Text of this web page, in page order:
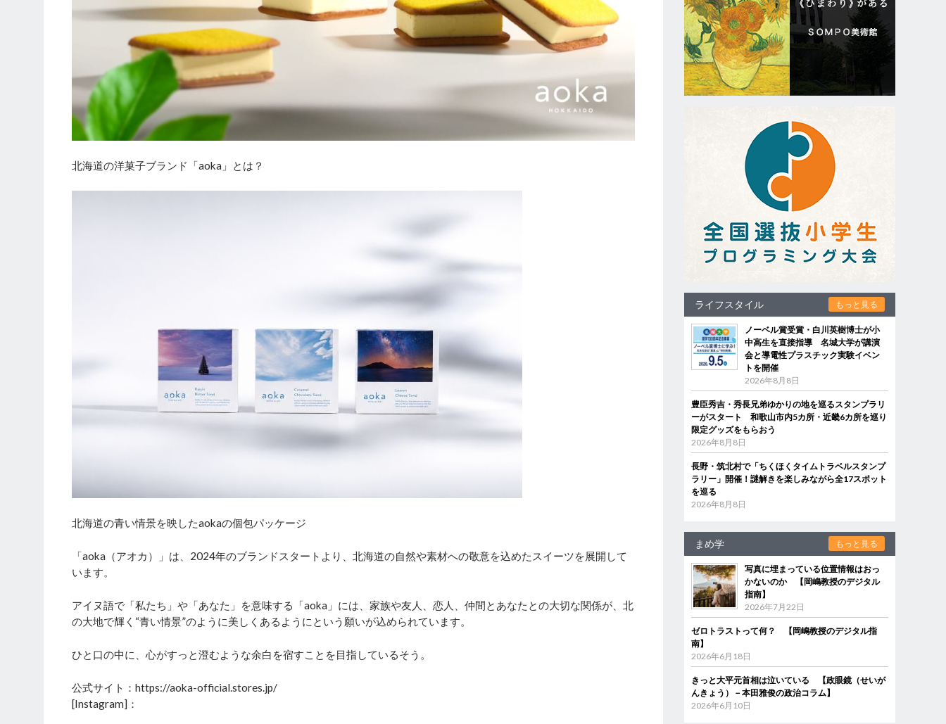
北海道の洋菓子ブランド「aoka」とは？
北海道の青い情景を映したaokaの個包パッケージ
「aoka（アオカ）」は、2024年のブランドスタートより、北海道の自然や素材への敬意を込めたスイーツを展開して
います。
アイヌ語で「私たち」や「あなた」を意味する「aoka」には、家族や友人、恋人、仲間とあなたとの大切な関係が、北
の大地で輝く“青い情景”のように美しくあるようにという願いが込められています。
ひと口の中に、心がすっと澄むような余白を宿すことを目指しているそう。
公式サイト：https://aoka-official.stores.jp/
[Instagram]：
ライフスタイル もっと見る
ノーベル賞受賞・白川英樹博士が小
中高生を直接指導 名城大学が講演
会と導電性プラスチック実験イベン
トを開催
2026年8月8日
豊臣秀吉・秀長兄弟ゆかりの地を巡るスタンプラリ
ーがスタート 和歌山市内5カ所・近畿6カ所を巡り
限定グッズをもらおう
2026年8月8日
長野・筑北村で「ちくほくタイムトラベルスタンプ
ラリー」開催！謎解きを楽しみながら全17スポット
を巡る
2026年8月8日
まめ学 もっと見る
写真に埋まっている位置情報はおっ
かないのか 【岡嶋教授のデジタル
指南】
2026年7月22日
ゼロトラストって何？ 【岡嶋教授のデジタル指
南】
2026年6月18日
きっと大平元首相は泣いている 【政眼鏡（せいが
んきょう）－本田雅俊の政治コラム】
2026年6月10日